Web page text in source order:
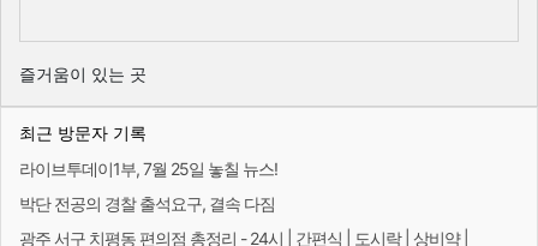
즐거움이 있는 곳
최근 방문자 기록
라이브투데이1부, 7월 25일 놓칠 뉴스!
박단 전공의 경찰 출석요구, 결속 다짐
광주 서구 치평동 편의점 총정리 - 24시 | 간편식 | 도시락 | 상비약 |